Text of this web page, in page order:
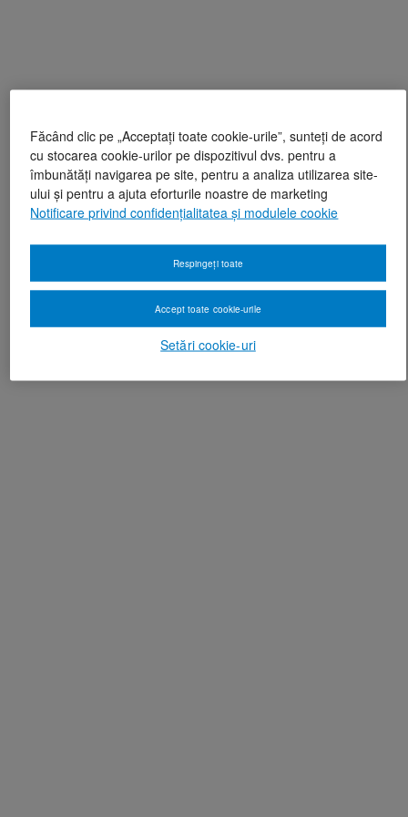
Făcând clic pe „Acceptați toate cookie-urile”, sunteți de acord
cu stocarea cookie-urilor pe dispozitivul dvs. pentru a
îmbunătăți navigarea pe site, pentru a analiza utilizarea site-
ului și pentru a ajuta eforturile noastre de marketing
Notificare privind confidențialitatea și modulele cookie
Setări cookie-uri
Respingeți toate
Accept toate cookie-urile